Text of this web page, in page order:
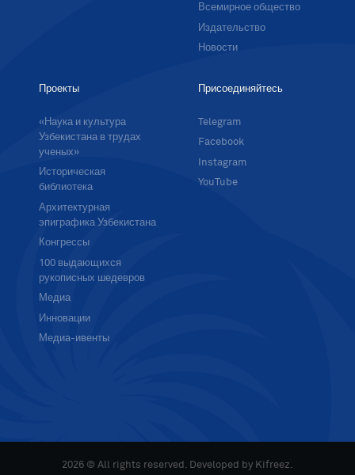
Всемирное общество
Издательство
Новости
Проекты
«Наука и культура
Узбекистана в трудах
ученых»
Историческая
библиотека
Архитектурная
эпиграфика Узбекистана
Конгрессы
100 выдающихся
рукописных шедевров
Медиа
Инновации
Медиа-ивенты
Присоединяйтесь
Telegram
Facebook
Instagram
YouTube
2026 © All rights reserved. Developed by Kifreez.